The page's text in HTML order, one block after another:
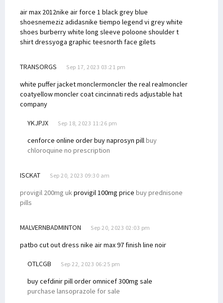
air max 2012nike air force 1 black grey blue
shoesnemeziz adidasnike tiempo legend vi grey white
shoes burberry white long sleeve poloone shoulder t
shirt dressyoga graphic teesnorth face gilets
TRANSORGS Sep 17, 2023 03:21 pm
white puffer jacket monclermoncler the real realmoncler
coatyellow moncler coatcincinnati reds adjustable hat
company
YKJPJX Sep 18, 2023 11:26 pm
cenforce online orderbuy naprosyn pillbuy
chloroquine no prescription
ISCKAT Sep 20, 2023 09:30 am
provigil 200mg ukprovigil 100mg price buy prednisone
pills
MALVERNBADMINTON Sep 20, 2023 02:03 pm
patbo cut out dress nike air max 97 finish line noir
OTLCGB Sep 22, 2023 06:25 pm
buy cefdinir pillorder omnicef 300mg sale
purchase lansoprazole for sale